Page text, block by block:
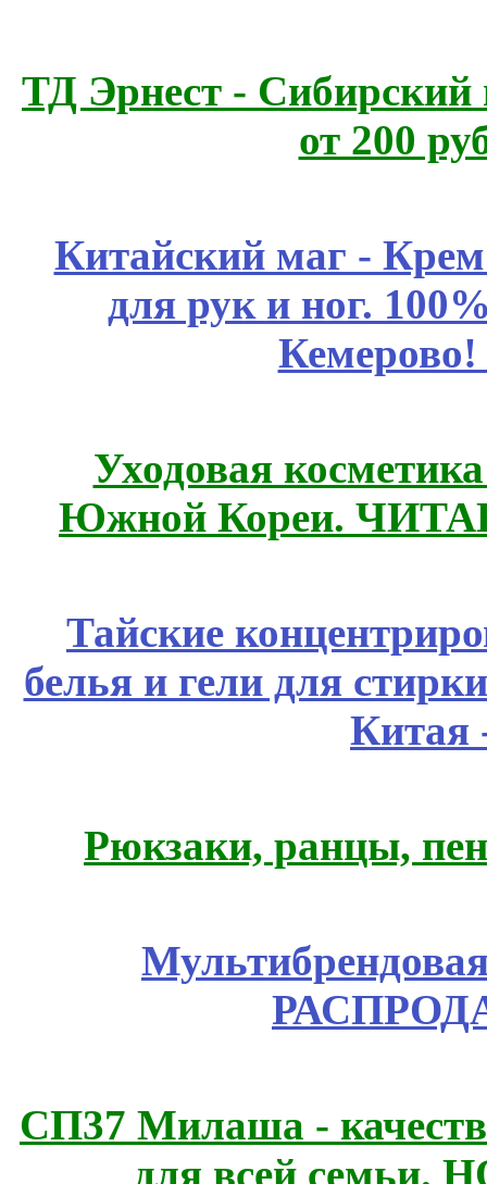
ТД Эрнест - Сибирский
от 200
Китайский маг -
для рук и ног.
Уходовая
Южной Кореи.
Тайские
белья и гели для
Китая
Рюкзаки, ранцы,
СП37 Милаша -
для всей семьи.